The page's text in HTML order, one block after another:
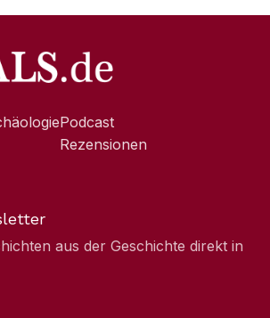
Podcast
Rezensionen
aus der Geschichte direkt in